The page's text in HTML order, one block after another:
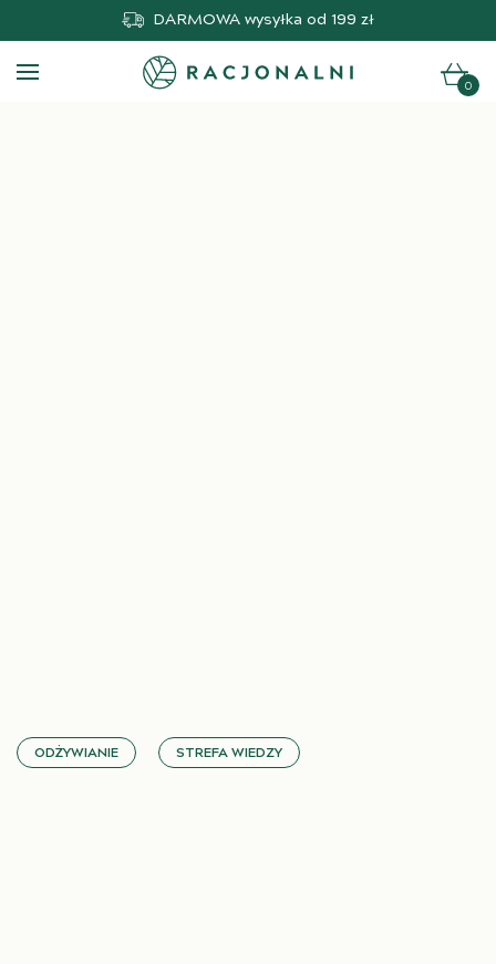
DARMOWA wysyłka od 199 zł
0
ODŻYWIANIE STREFA WIEDZY